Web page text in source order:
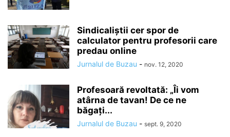
Sindicaliștii cer spor de
calculator pentru profesorii care
predau online
Jurnalul de Buzau - nov. 12, 2020
Profesoară revoltată: „Îi vom
atârna de tavan! De ce ne
băgați...
Jurnalul de Buzau - sept. 9, 2020